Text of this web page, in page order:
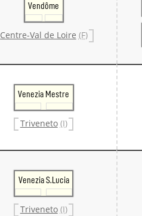
Vendôme
Centre-Val de Loire (F)
Venezia Mestre
Triveneto (I)
Venezia S.Lucia
Triveneto (I)